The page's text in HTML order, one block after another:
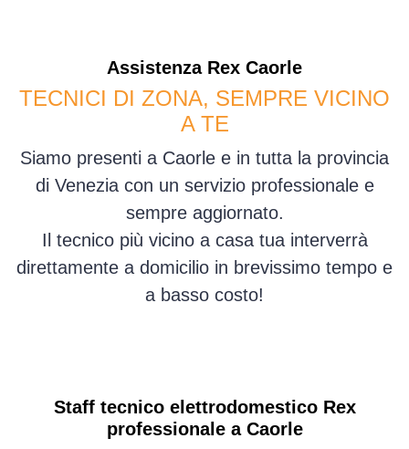
Assistenza Rex Caorle
TECNICI DI ZONA, SEMPRE VICINO
A TE
Siamo presenti a Caorle e in tutta la provincia
di Venezia con un servizio professionale e
sempre aggiornato.
Il tecnico più vicino a casa tua interverrà
direttamente a domicilio in brevissimo tempo e
a basso costo!
Staff tecnico elettrodomestico Rex
professionale a Caorle